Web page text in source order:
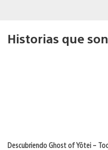
Historias que
Descubriendo Ghost of Yōtei –